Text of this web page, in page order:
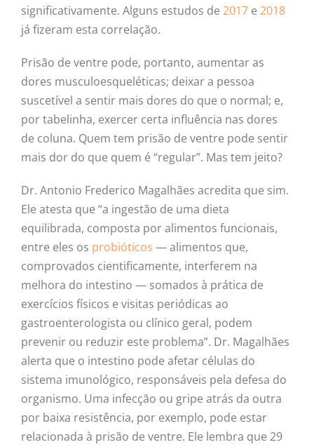
significativamente. Alguns estudos de 2017 e 2018
já fizeram esta correlação.
Prisão de ventre pode, portanto, aumentar as
dores musculoesqueléticas; deixar a pessoa
suscetível a sentir mais dores do que o normal; e,
por tabelinha, exercer certa influência nas dores
de coluna. Quem tem prisão de ventre pode sentir
mais dor do que quem é “regular”. Mas tem jeito?
Dr. Antonio Frederico Magalhães acredita que sim.
Ele atesta que “a ingestão de uma dieta
equilibrada, composta por alimentos funcionais,
entre eles os probióticos — alimentos que,
comprovados cientificamente, interferem na
melhora do intestino — somados à prática de
exercícios físicos e visitas periódicas ao
gastroenterologista ou clínico geral, podem
prevenir ou reduzir este problema”. Dr. Magalhães
alerta que o intestino pode afetar células do
sistema imunológico, responsáveis pela defesa do
organismo. Uma infecção ou gripe atrás da outra
por baixa resistência, por exemplo, pode estar
relacionada à prisão de ventre. Ele lembra que 29